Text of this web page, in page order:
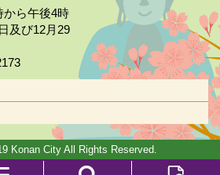
から午後4時
及び12月29
Konan City All Rights Reserved.